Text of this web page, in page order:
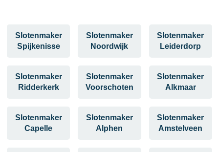
Slotenmaker
Spijkenisse
Slotenmaker
Noordwijk
Slotenmaker
Leiderdorp
Slotenmaker
Ridderkerk
Slotenmaker
Voorschoten
Slotenmaker
Alkmaar
Slotenmaker
Capelle
Slotenmaker
Alphen
Slotenmaker
Amstelveen